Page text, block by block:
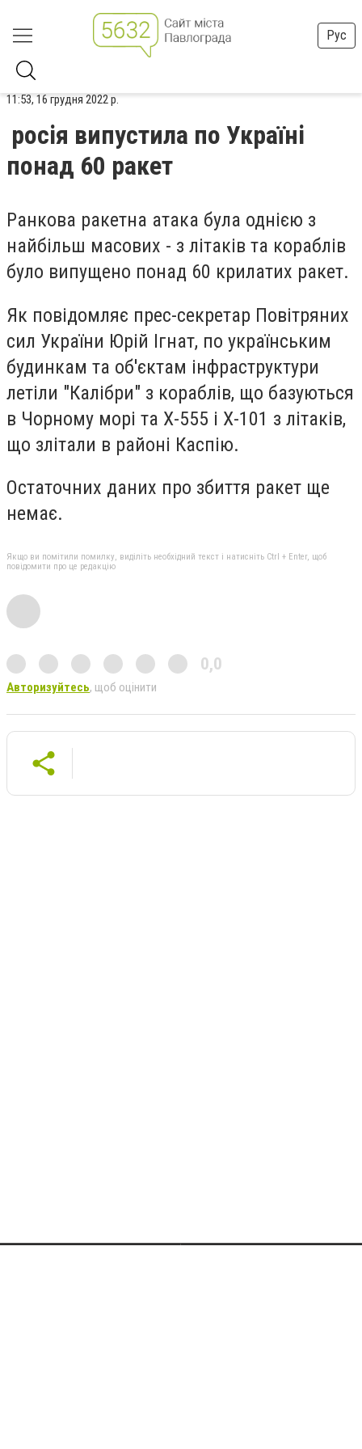
Рус
11:53, 16 грудня 2022 р.
росія випустила по Україні
понад 60 ракет
Ранкова ракетна атака була однією з
найбільш масових - з літаків та кораблів
було випущено понад 60 крилатих ракет.
Як повідомляє прес-секретар Повітряних
сил України Юрій Ігнат, по українським
будинкам та об'єктам інфраструктури
летіли "Калібри" з кораблів, що базуються
в Чорному морі та Х-555 і Х-101 з літаків,
що злітали в районі Каспію.
Остаточних даних про збиття ракет ще
немає.
Якщо ви помітили помилку, виділіть необхідний текст і натисніть Ctrl + Enter, щоб
повідомити про це редакцію
0,0
Авторизуйтесь, щоб оцінити